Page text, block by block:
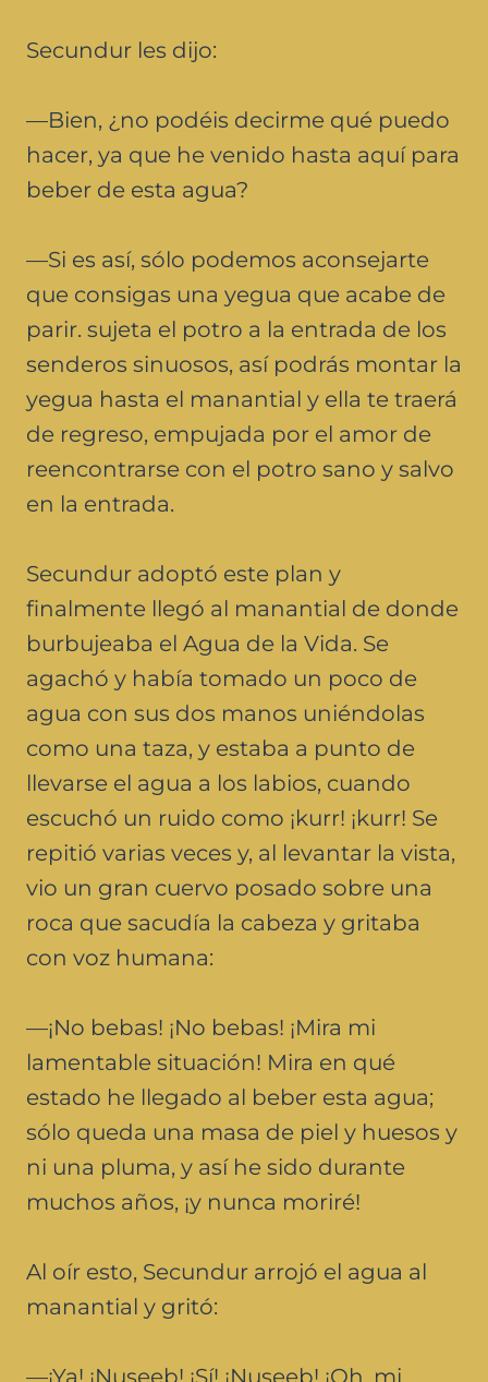
Secundur les dijo:
—Bien, ¿no podéis decirme qué puedo
hacer, ya que he venido hasta aquí para
beber de esta agua?
—Si es así, sólo podemos aconsejarte
que consigas una yegua que acabe de
parir. sujeta el potro a la entrada de los
senderos sinuosos, así podrás montar la
yegua hasta el manantial y ella te traerá
de regreso, empujada por el amor de
reencontrarse con el potro sano y salvo
en la entrada.
Secundur adoptó este plan y
finalmente llegó al manantial de donde
burbujeaba el Agua de la Vida. Se
agachó y había tomado un poco de
agua con sus dos manos uniéndolas
como una taza, y estaba a punto de
llevarse el agua a los labios, cuando
escuchó un ruido como ¡kurr! ¡kurr! Se
repitió varias veces y, al levantar la vista,
vio un gran cuervo posado sobre una
roca que sacudía la cabeza y gritaba
con voz humana:
—¡No bebas! ¡No bebas! ¡Mira mi
lamentable situación! Mira en qué
estado he llegado al beber esta agua;
sólo queda una masa de piel y huesos y
ni una pluma, y así he sido durante
muchos años, ¡y nunca moriré!
Al oír esto, Secundur arrojó el agua al
manantial y gritó:
—¡Ya! ¡Nuseeb! ¡Sí! ¡Nuseeb! ¡Oh, mi